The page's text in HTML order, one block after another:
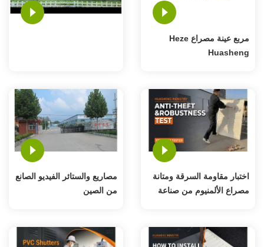
مربع عينة مصراع Heze
Huasheng
مصاريع والستائر الفيديو الصانع
من الصين
اختبار مقاومة السرقة ومتانة
مصراع الألمنيوم من صناعة